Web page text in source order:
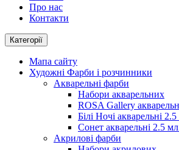
Про нас
Контакти
Категорії
Мапа сайту
Художні Фарби і розчинники
Акварельні фарби
Набори акварельних
ROSA Gallery
Білі Ночі акварельні
Сонет акварельні 2.5
Акрилові фарби